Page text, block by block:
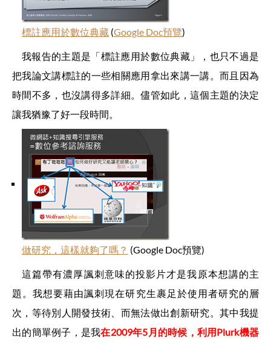
標註應用於數位典藏 (Google Doc預覽)
我報告的主題是「標註應用於數位典藏」，也只不過是
把我論文講標註的一些相關應用拿出來講一講。而且因為
時間不多，也沒講得多詳細。儘管如此，這個主題的決定
讓我猶豫了好一段時間。
做研究，這樣就夠了嗎？ (Google Doc預覽)
這篇帶有濃厚諷刺意味的投影片才是我原本想講的主
題。我想要藉由諷刺現在研究生裹足於使用者研究的層
次，等待別人開發技術、而無法做出創新研究。其中我提
出的簡單例子，是我在2009年5月的時候，利用Plurk機器